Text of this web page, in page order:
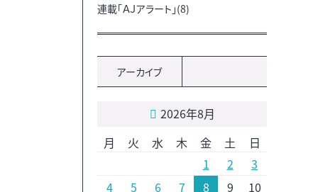
連載「ＡＪアラート」(8)
アーカイブ
2026年8月
月
火 水 木 金 土
日
1
2
3
4
5 6 7 8 9 10